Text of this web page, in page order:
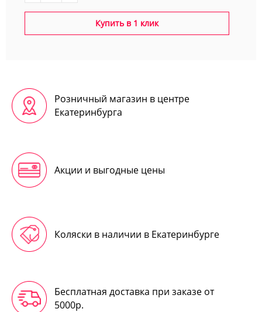
Купить в 1 клик
Розничный магазин в центре
Екатеринбурга
Акции и выгодные цены
Коляски в наличии в Екатеринбурге
Бесплатная доставка при заказе от
5000р.